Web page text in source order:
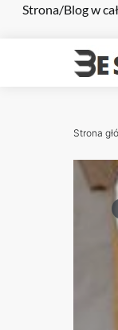
Strona/Blog w
Strona